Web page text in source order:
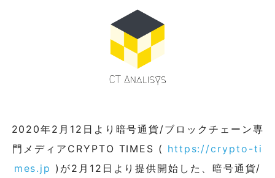
2020年2月12日より暗号通貨/ブロックチェーン専
門メディアCRYPTO TIMES ( https://crypto-ti
mes.jp )が2月12日より提供開始した、暗号通貨/